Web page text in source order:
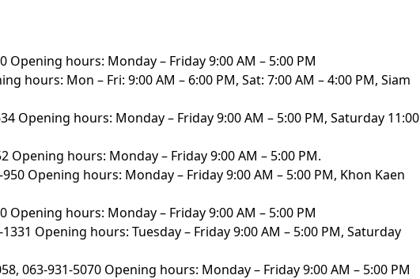
Opening hours: Monday – Friday 9:00 AM – 5:00 PM
hours: Mon – Fri: 9:00 AM – 6:00 PM, Sat: 7:00 AM – 4:00 PM, Siam
Opening hours: Monday – Friday 9:00 AM – 5:00 PM, Saturday 11:00
Opening hours: Monday – Friday 9:00 AM – 5:00 PM.
Opening hours: Monday – Friday 9:00 AM – 5:00 PM, Khon Kaen
Opening hours: Monday – Friday 9:00 AM – 5:00 PM
Opening hours: Tuesday – Friday 9:00 AM – 5:00 PM, Saturday
063-931-5070 Opening hours: Monday – Friday 9:00 AM – 5:00 PM